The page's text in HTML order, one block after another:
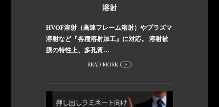
溶射
HVOF溶射（高速フレーム溶射）やプラズマ
溶射など『各種溶射加工』に対応。 溶射被
膜の特性上、多孔質…
READ MORE